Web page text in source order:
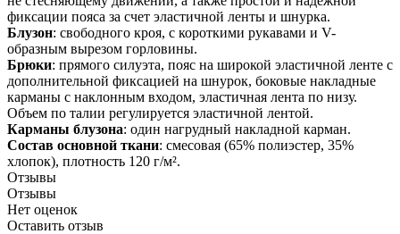
фиксации пояса за счет эластичной ленты и шнурка.
Блузон: свободного кроя, с короткими рукавами и V-
образным вырезом горловины.
Брюки: прямого силуэта, пояс на широкой эластичной ленте с
дополнительной фиксацией на шнурок, боковые накладные
карманы с наклонным входом, эластичная лента по низу.
Объем по талии регулируется эластичной лентой.
Карманы блузона: один нагрудный накладной карман.
Состав основной ткани: смесовая (65% полиэстер, 35%
хлопок), плотность 120 г/м².
Отзывы
Отзывы
Нет оценок
Оставить отзыв